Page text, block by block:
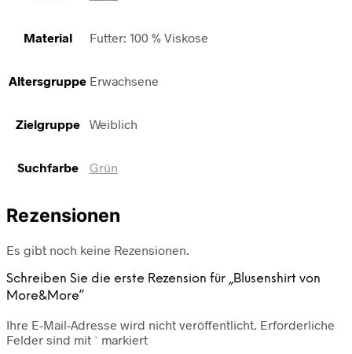
Material Futter: 100 % Viskose
Altersgruppe Erwachsene
Zielgruppe Weiblich
Suchfarbe Grün
Rezensionen
Es gibt noch keine Rezensionen.
Schreiben Sie die erste Rezension für „Blusenshirt von
More&More“
Ihre E-Mail-Adresse wird nicht veröffentlicht. Erforderliche
Felder sind mit * markiert